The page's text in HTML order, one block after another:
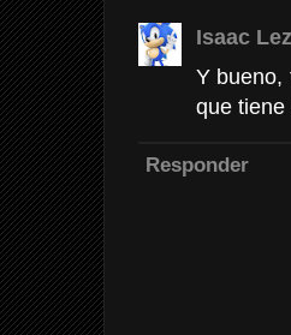
Isaac Lez
Y bueno,
que tiene
Responder